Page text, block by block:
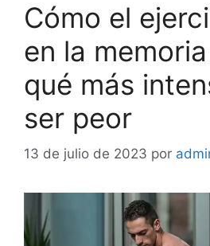
Cómo el
en la
qué más
ser peor
13 de julio de 2023 por